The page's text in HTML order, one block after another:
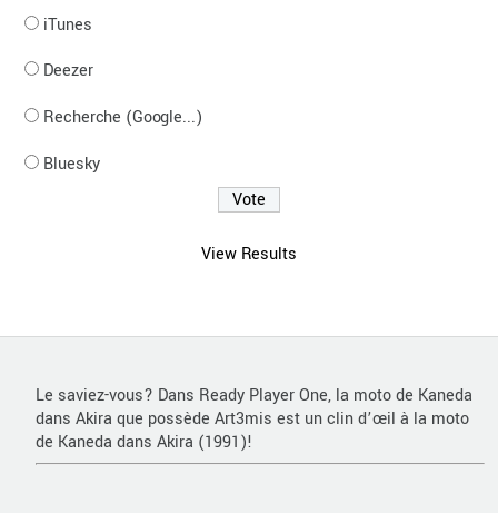
iTunes
Deezer
Recherche (Google...)
Bluesky
View Results
Le saviez-vous? Dans Ready Player One, la moto de Kaneda
dans Akira que possède Art3mis est un clin d’œil à la moto
de Kaneda dans Akira (1991)!